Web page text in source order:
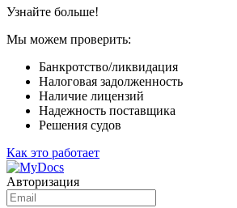
Узнайте больше!
Мы можем проверить:
Банкротство/ликвидация
Налоговая задолженность
Наличие лицензий
Надежность поставщика
Решения судов
Как это работает
Авторизация